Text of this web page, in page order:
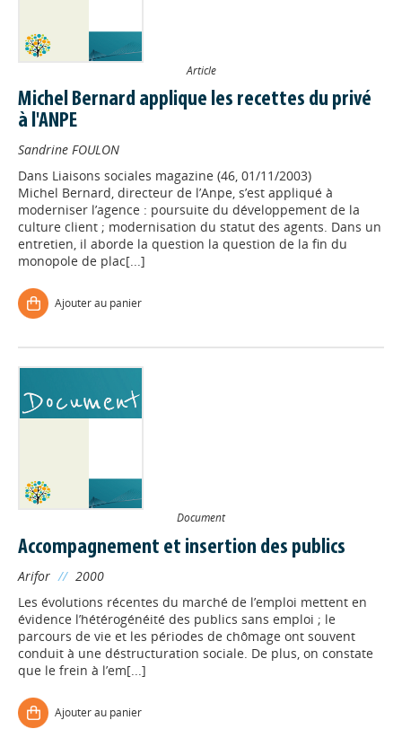
Article
Michel Bernard applique les recettes du privé
à l'ANPE
Sandrine FOULON
Dans Liaisons sociales magazine (46, 01/11/2003)
Michel Bernard, directeur de l’Anpe, s’est appliqué à
moderniser l’agence : poursuite du développement de la
culture client ; modernisation du statut des agents. Dans un
entretien, il aborde la question la question de la fin du
monopole de plac[...]
Ajouter au panier
Document
Accompagnement et insertion des publics
Arifor // 2000
Les évolutions récentes du marché de l’emploi mettent en
évidence l’hétérogénéité des publics sans emploi ; le
parcours de vie et les périodes de chômage ont souvent
conduit à une déstructuration sociale. De plus, on constate
que le frein à l’em[...]
Ajouter au panier